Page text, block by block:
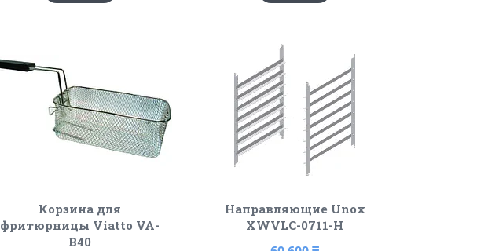
Корзина для
фритюрницы Viatto VA-
B40
Направляющие Unox
XWVLC-0711-H